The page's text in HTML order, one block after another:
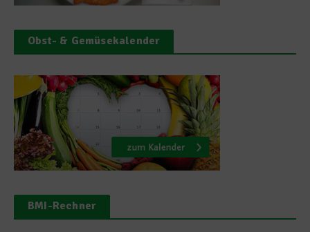
Obst- & Gemüsekalender
BMI-Rechner